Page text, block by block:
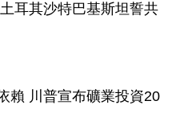
耳其沙特巴基斯坦誓共
賴 川普宣布礦業投資20